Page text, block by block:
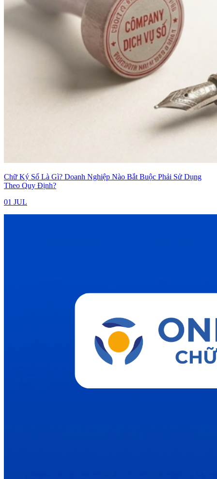
Chữ Ký Số Là Gì? Doanh Nghiệp Nào Bắt Buộc Phải Sử Dụng
Theo Quy Định?
01 JUL